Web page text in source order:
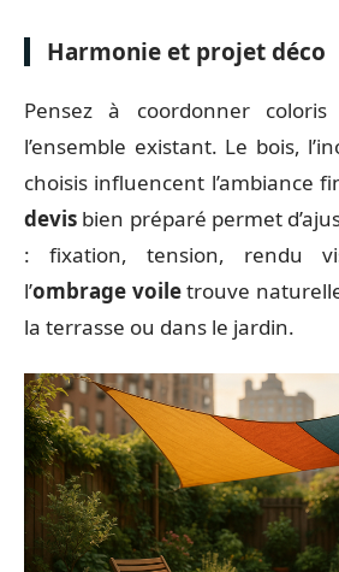
Harmonie et projet déco
Pensez à coordonner
l’ensemble existant. Le bois,
choisis influencent l’ambiance
devis bien préparé permet
: fixation, tension, rendu
l’ombrage voiletrouve
la terrasse ou dans le jardin.